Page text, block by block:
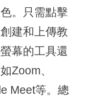
。只需點擊
建和上傳教
幕的工具還
Zoom、
Meet等。總